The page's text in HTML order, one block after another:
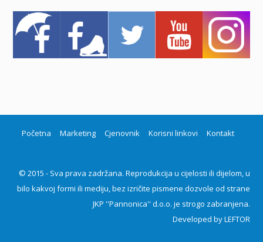
Početna Marketing Cjenovnik Korisni linkovi Kontakt
© 2015 - Sva prava zadržana. Reprodukcija u cijelosti ili dijelom, u
bilo kakvoj formi ili mediju, bez izričite pismene dozvole od strane
JKP ''Pannonica'' d.o.o. je strogo zabranjena.
Developed byLEFTOR